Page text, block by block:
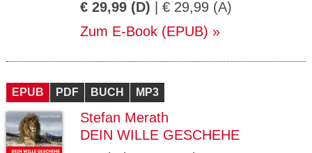
€ 29,99 (D) | € 29,99 (A)
Zum E-Book (EPUB)
EPUB PDF BUCH MP3
Stefan Merath
DEIN WILLE GESCHEHE